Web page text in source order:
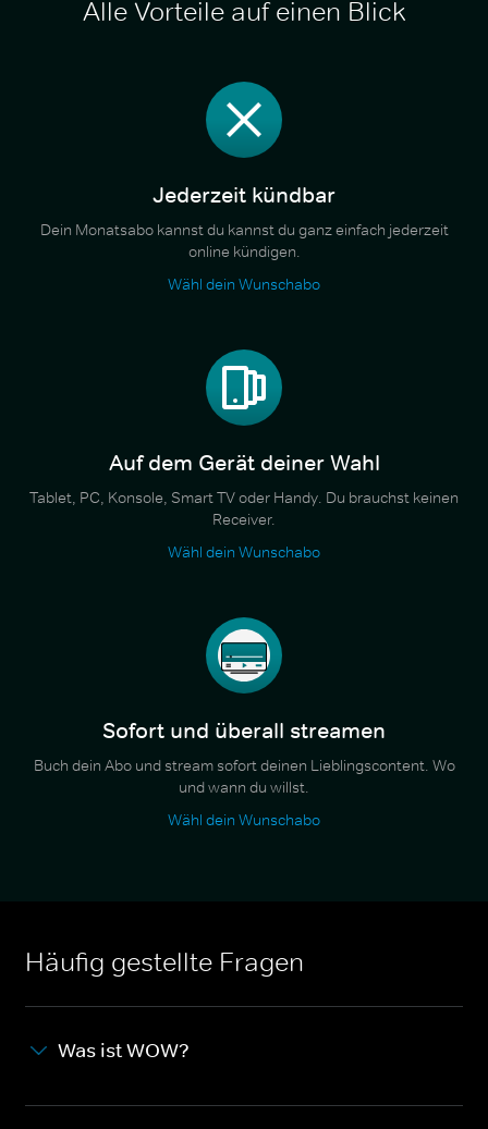
Alle Vorteile auf einen Blick
Jederzeit kündbar
Dein Monatsabo kannst du kannst du ganz einfach jederzeit
online kündigen.
Wähl dein Wunschabo
Auf dem Gerät deiner Wahl
Tablet, PC, Konsole, Smart TV oder Handy. Du brauchst keinen
Receiver.
Wähl dein Wunschabo
Sofort und überall streamen
Buch dein Abo und stream sofort deinen Lieblingscontent. Wo
und wann du willst.
Wähl dein Wunschabo
Häufig gestellte Fragen
Was ist WOW?